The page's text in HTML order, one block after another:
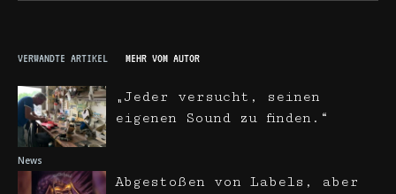
VERWANDTE ARTIKEL MEHR VOM AUTOR
News
„Jeder versucht, seinen
eigenen Sound zu finden.“
Abgestoßen von Labels, aber